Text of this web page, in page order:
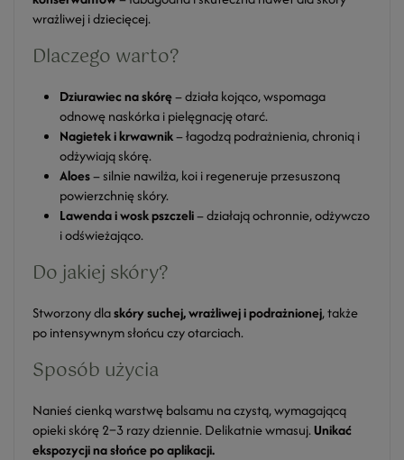
wrażliwej i dziecięcej.
Dlaczego warto?
Dziurawiec na skórę– działa kojąco, wspomaga
odnowę naskórka i pielęgnację otarć.
Nagietek i krwawnik– łagodzą podrażnienia, chronią i
odżywiają skórę.
Aloes– silnie nawilża, koi i regeneruje przesuszoną
powierzchnię skóry.
Lawenda i wosk pszczeli– działają ochronnie, odżywczo
i odświeżająco.
Do jakiej skóry?
Stworzony dlaskóry suchej, wrażliwej i podrażnionej, także
po intensywnym słońcu czy otarciach.
Sposób użycia
Nanieś cienką warstwę balsamu na czystą, wymagającą
opieki skórę 2–3 razy dziennie. Delikatnie wmasuj.Unikać
ekspozycji na słońce po aplikacji.